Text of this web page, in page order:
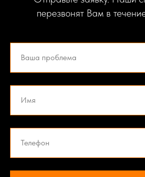
перезвонят Вам в